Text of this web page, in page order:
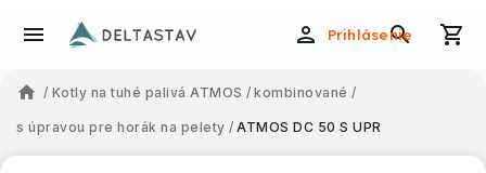
Prihlásenie
/ Kotly na tuhé palivá ATMOS / kombinované /
s úpravou pre horák na pelety / ATMOS DC 50 S UPR